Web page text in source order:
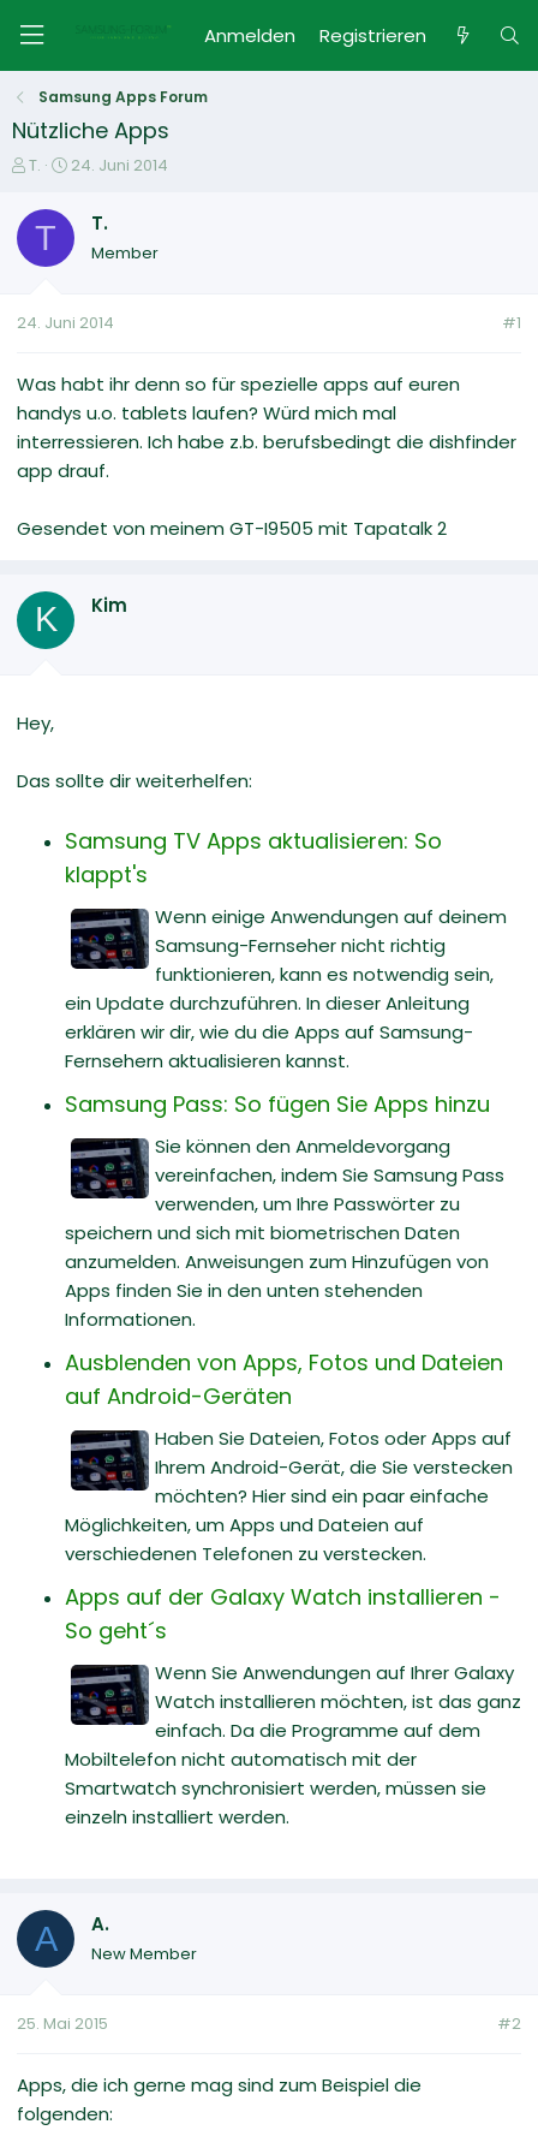
Anmelden Registrieren
Samsung Apps Forum
Nützliche Apps
E
s
e
e
T.
E
t
e
t
m
24. Juni 2014
T T.
Member
24. Juni 2014 #1
Was habt ihr denn so für spezielle apps auf euren
handys u.o. tablets laufen? Würd mich mal
interressieren. Ich habe z.b. berufsbedingt die dishfinder
app drauf.
Gesendet von meinem GT-I9505 mit Tapatalk 2
K Kim
Hey,
Das sollte dir weiterhelfen:
Samsung TV Apps aktualisieren: So
klappt's
Wenn einige Anwendungen auf deinem
Samsung-Fernseher nicht richtig
funktionieren, kann es notwendig sein,
ein Update durchzuführen. In dieser Anleitung
erklären wir dir, wie du die Apps auf Samsung-
Fernsehern aktualisieren kannst.
Samsung Pass: So fügen Sie Apps hinzu
Sie können den Anmeldevorgang
vereinfachen, indem Sie Samsung Pass
verwenden, um Ihre Passwörter zu
speichern und sich mit biometrischen Daten
anzumelden. Anweisungen zum Hinzufügen von
Apps finden Sie in den unten stehenden
Informationen.
Ausblenden von Apps, Fotos und Dateien
auf Android-Geräten
Haben Sie Dateien, Fotos oder Apps auf
Ihrem Android-Gerät, die Sie verstecken
möchten? Hier sind ein paar einfache
Möglichkeiten, um Apps und Dateien auf
verschiedenen Telefonen zu verstecken.
Apps auf der Galaxy Watch installieren -
So geht´s
Wenn Sie Anwendungen auf Ihrer Galaxy
Watch installieren möchten, ist das ganz
einfach. Da die Programme auf dem
Mobiltelefon nicht automatisch mit der
Smartwatch synchronisiert werden, müssen sie
einzeln installiert werden.
A A.
New Member
25. Mai 2015 #2
Apps, die ich gerne mag sind zum Beispiel die
folgenden: